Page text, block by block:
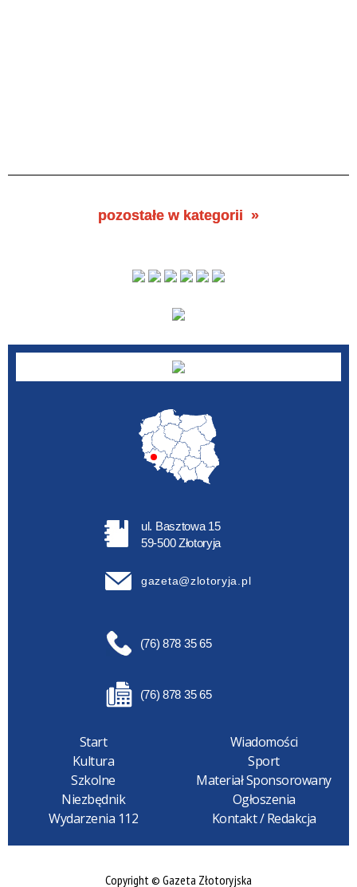
pozostałe w kategorii
ul. Basztowa 15
59-500 Złotoryja
gazeta@zlotoryja.pl
(76) 878 35 65
(76) 878 35 65
Start
Wiadomości
Kultura
Sport
Szkolne
Materiał Sponsorowany
Niezbędnik
Ogłoszenia
Wydarzenia 112
Kontakt / Redakcja
Copyright © Gazeta Złotoryjska